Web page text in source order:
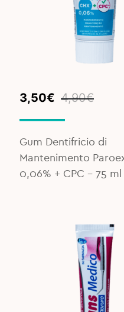
4,90€
Original
was:
4,90€.
3,50€
Current
is:
3,50€.
Gum Dentifricio di
Mantenimento
0,06% + CPC - 75 ml